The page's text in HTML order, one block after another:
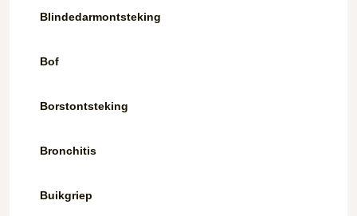
Blindedarmontsteking
Bof
Borstontsteking
Bronchitis
Buikgriep